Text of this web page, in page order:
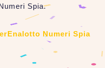
Spia.
Numeri Spia